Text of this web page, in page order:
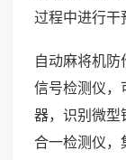
过程中进行干
自动麻将机
信号检测仪，
器，识别微型
合一检测仪，